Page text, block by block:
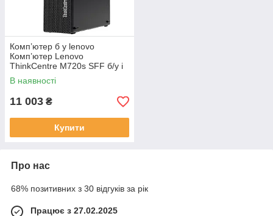
Комп’ютер б у lenovo
Комп’ютер Lenovo
ThinkCentre M720s SFF б/у і
відмінному стані з
процесором Intel Core i5-
В наявності
11 003 ₴
Купити
Про нас
68% позитивних з 30 відгуків за рік
Працює з 27.02.2025